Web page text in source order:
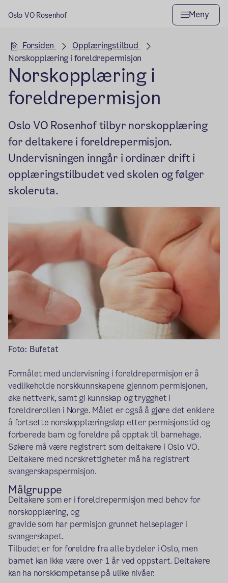
Oslo VO Rosenhof Meny
Hovedseksjon
Forsiden
Opplæringstilbud
Norskopplæring i foreldrepermisjon
Norskopplæring i
foreldrepermisjon
Oslo VO Rosenhof tilbyr norskopplæring
for deltakere i foreldrepermisjon.
Undervisningen inngår i ordinær drift i
opplæringstilbudet ved skolen og følger
skoleruta.
Foto: Bufetat
Formålet med undervisning i foreldrepermisjon er å
vedlikeholde norskkunnskapene gjennom permisjonen,
øke nettverk, samt gi kunnskap og trygghet i
foreldrerollen i Norge. Målet er også å gjøre det enklere
å fortsette norskopplæringsløp etter permisjonstid og
forberede barn og foreldre på opptak til barnehage.
Søkere må være registrert som deltakere i Oslo VO.
Deltakere med norskrettigheter må ha registrert
svangerskapspermisjon.
Målgruppe
Deltakere som er i foreldrepermisjon med behov for
norskopplæring, og
gravide som har permisjon grunnet helseplager i
svangerskapet.
Tilbudet er for foreldre fra alle bydeler i Oslo, men
barnet kan ikke være over 1 år ved oppstart. Deltakere
kan ha norskkompetanse på ulike nivåer.